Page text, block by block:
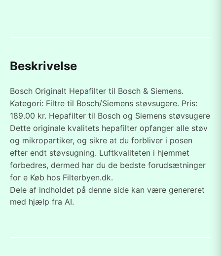
Beskrivelse
Bosch Originalt Hepafilter til Bosch & Siemens.
Kategori: Filtre til Bosch/Siemens støvsugere. Pris:
189.00 kr. Hepafilter til Bosch og Siemens støvsugere
Dette originale kvalitets hepafilter opfanger alle støv
og mikropartiker, og sikre at du forbliver i posen
efter endt støvsugning. Luftkvaliteten i hjemmet
forbedres, dermed har du de bedste forudsætninger
for e Køb hos Filterbyen.dk.
Dele af indholdet på denne side kan være genereret
med hjælp fra AI.